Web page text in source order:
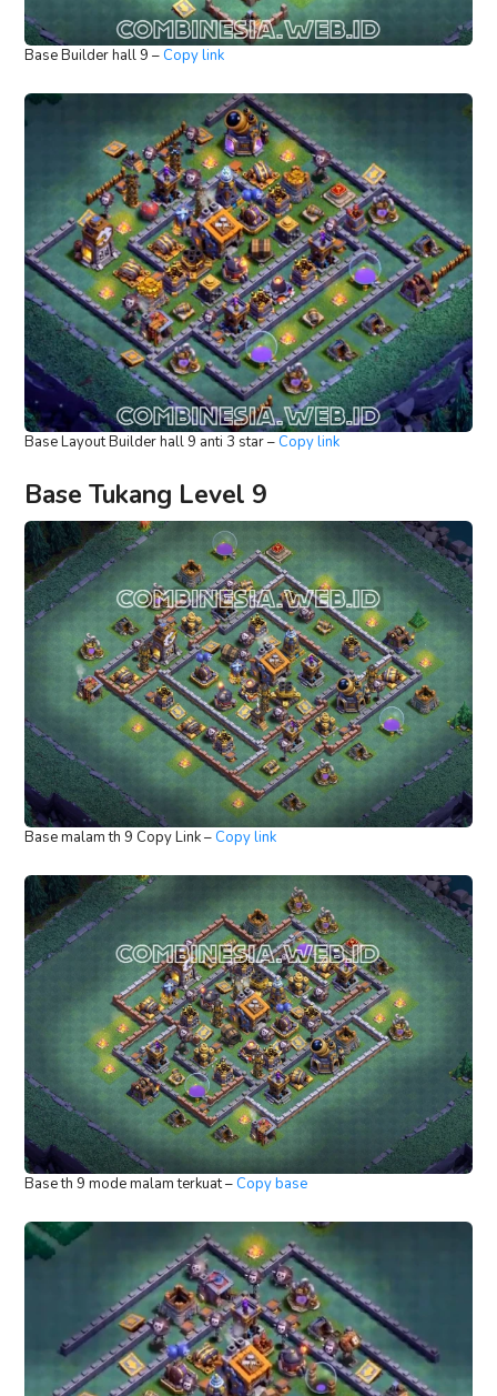
Base Builder hall 9 – Copy link
Base Layout Builder hall 9 anti 3 star – Copy link
Base Tukang Level 9
Base malam th 9 Copy Link – Copy link
Base th 9 mode malam terkuat – Copy base